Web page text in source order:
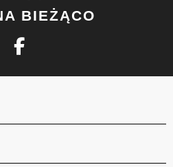
BIEŻĄCO